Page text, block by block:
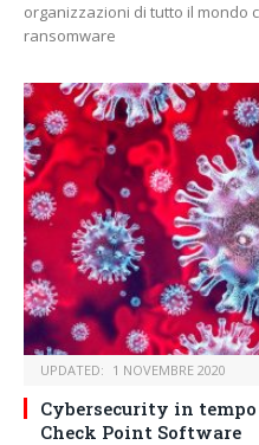
organizzazioni di tutto il mondo
ransomware
UPDATED: 1 NOVEMBRE 2020
Cybersecurity in
Check Point Software